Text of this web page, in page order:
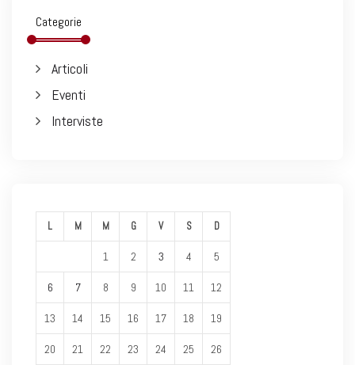
Categorie
Articoli
Eventi
Interviste
L M M G V S D
1 2 3 4 5
6 7 8 9 10 11 12
13 14 15 16 17 18 19
20 21 22 23 24 25 26